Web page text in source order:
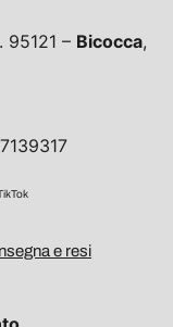
95121 – Bicocca,
e resi